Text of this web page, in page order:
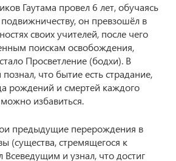
Гаутама провел 6 лет, обучаясь
он превзошёл в
своих учителей, после чего
поискам освобождения,
Просветление (бодхи). В
познал, что бытие есть страдание,
рождений и смертей каждого
избавиться.
предыдущие перерождения в
(существа, стремящегося к
Всеведущим и узнал, что достиг